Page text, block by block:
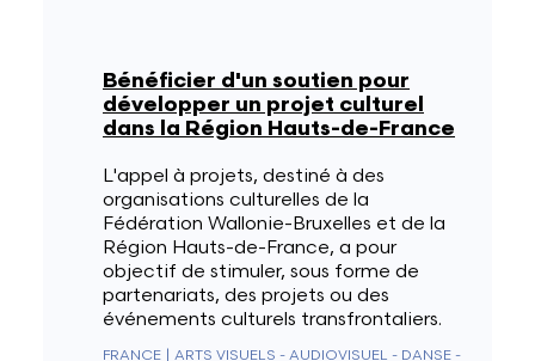
Bénéficier d'un soutien pour
développer un projet culturel
dans la Région Hauts-de-France
L'appel à projets, destiné à des
organisations culturelles de la
Fédération Wallonie-Bruxelles et de la
Région Hauts-de-France, a pour
objectif de stimuler, sous forme de
partenariats, des projets ou des
événements culturels transfrontaliers.
FRANCE ARTS VISUELS - AUDIOVISUEL - DANSE -